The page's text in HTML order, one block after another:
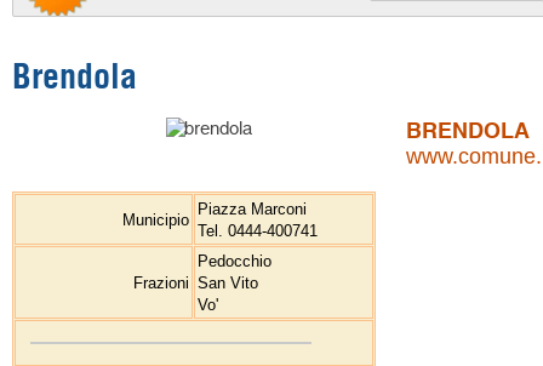
Brendola
BRENDOLA
Municipio
Piazza Marconi
Tel. 0444-400741
Frazioni
Pedocchio
San Vito
Vo'